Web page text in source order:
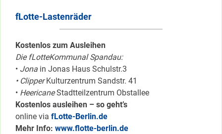
fLotte-Lastenräder
Kostenlos zum Ausleihen
Die fLotteKommunal Spandau:
• Jona in Jonas Haus Schulstr.3
• ClipperKulturzentrum Sandstr. 41
• HeericaneStadtteilzentrum Obstallee
Kostenlos ausleihen – so geht’s
online via fLotte-Berlin.de
Mehr Info: www.flotte-berlin.de